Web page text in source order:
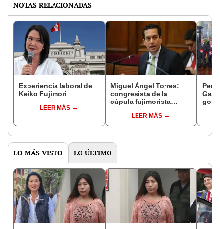
NOTAS RELACIONADAS
Experiencia laboral de
Keiko Fujimori
LEER MÁS
Miguel Ángel Torres:
congresista de la
cúpula fujimorista
del SenadoLEER MÁS
LO MÁS VISTO LO ÚLTIMO